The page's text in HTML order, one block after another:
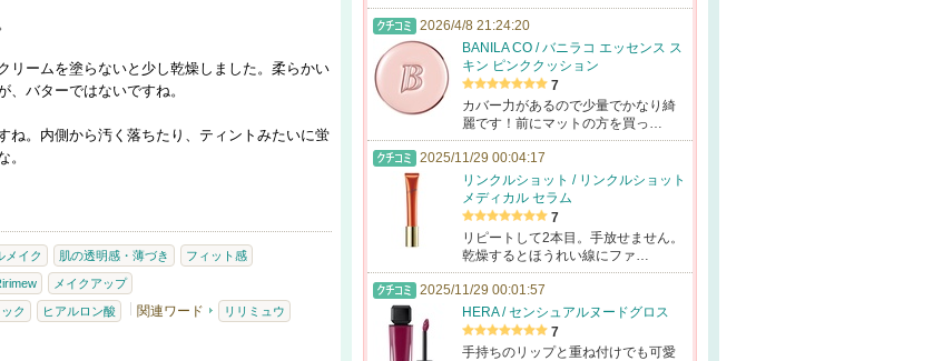
リームを塗らないと少し乾燥しました。柔らかい
バターではないですね。
ね。内側から汚く落ちたり、ティントみたいに蛍
。
メイク 肌の透明感・薄づき フィット感
メイクアップ
ク ヒアルロン酸 関連ワード リリミュウ
2026/4/8 21:24:20
BANILA CO / バニラコ エッセンス ス
キン ピンククッション
7
カバー力があるので少量でかなり綺
麗です！前にマットの方を買っ…
2025/11/29 00:04:17
リンクルショット / リンクルショット
メディカル セラム
7
リピートして2本目。手放せません。
乾燥するとほうれい線にファ…
2025/11/29 00:01:57
HERA / センシュアルヌードグロス
7
手持ちのリップと重ね付けでも可愛